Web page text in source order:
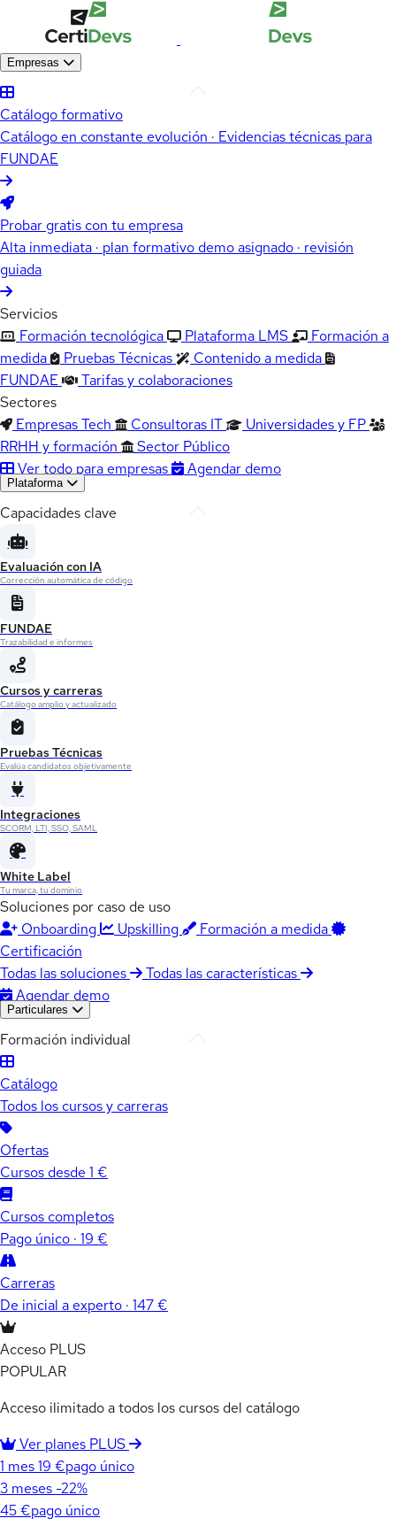
Empresas
Catálogo formativo
Catálogo en constante evolución · Evidencias técnicas para
FUNDAE
Probar gratis con tu empresa
Alta inmediata · plan formativo demo asignado · revisión
guiada
Servicios
Formación tecnológica
Plataforma LMS
Formación a
medida
Pruebas Técnicas
Contenido a medida
FUNDAE
Tarifas y colaboraciones
Sectores
Empresas Tech
Consultoras IT
Universidades y FP
RRHH y formación
Sector Público
Ver todo para empresas
Agendar demo
Plataforma
Capacidades clave
Evaluación con IA
Corrección automática de código
FUNDAE
Trazabilidad e informes
Cursos y carreras
Catálogo amplio y actualizado
Pruebas Técnicas
Evalúa candidatos objetivamente
Integraciones
SCORM, LTI, SSO, SAML
White Label
Tu marca, tu dominio
Soluciones por caso de uso
Onboarding
Upskilling
Formación a medida
Certificación
Todas las soluciones
Todas las características
Agendar demo
Particulares
Formación individual
Catálogo
Todos los cursos y carreras
Ofertas
Cursos desde 1 €
Cursos completos
Pago único · 19 €
Carreras
De inicial a experto · 147 €
Acceso PLUS
POPULAR
Acceso ilimitado a todos los cursos del catálogo
Ver planes PLUS
1 mes19 €pago único
3 meses -22%
45 €pago único